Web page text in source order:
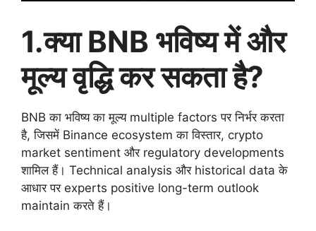
1.क्या BNB भविष्य में और
मूल्य वृद्धि कर सकता है?
BNB का भविष्य का मूल्य multiple factors पर निर्भर करता
है, जिसमें Binance ecosystem का विस्तार, crypto
market sentiment और regulatory developments
शामिल हैं। Technical analysis और historical data के
आधार पर experts positive long-term outlook
maintain करते हैं।